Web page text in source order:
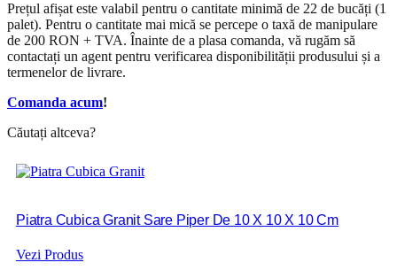
Prețul afișat este valabil pentru o cantitate minimă de 22 de bucăți (1
palet). Pentru o cantitate mai mică se percepe o taxă de manipulare
de 200 RON + TVA. Înainte de a plasa comanda, vă rugăm să
contactați un agent pentru verificarea disponibilității produsului și a
termenelor de livrare.
Comanda acum!
Căutați altceva?
Piatra Cubica Granit Sare Piper De 10 X 10 X 10 Cm
Vezi Produs